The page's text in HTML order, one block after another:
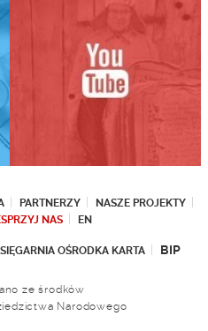
PARTNERZY
NASZE PROJEKTY
NAS EN
OŚRODKA KARTA BIP
ze środków
Narodowego